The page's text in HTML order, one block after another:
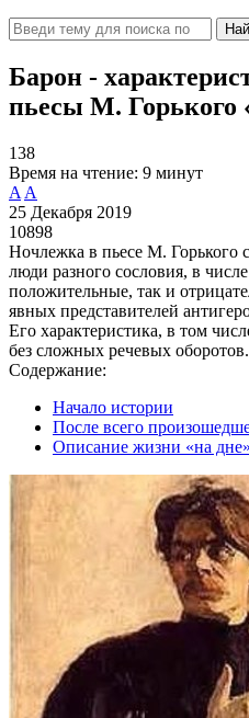
Барон -
пьесы М. Горького
138
Время на чтение: 9 минут
A A
25 Декабря 2019
10898
Ночлежка в пьесе М. Горького
люди разного сословия, в
положительные, так и
явных представителей
Его характеристика, в том
без сложных речевых оборотов.
Содержание:
Начало истории
После всего
Описание жизни «на дне»